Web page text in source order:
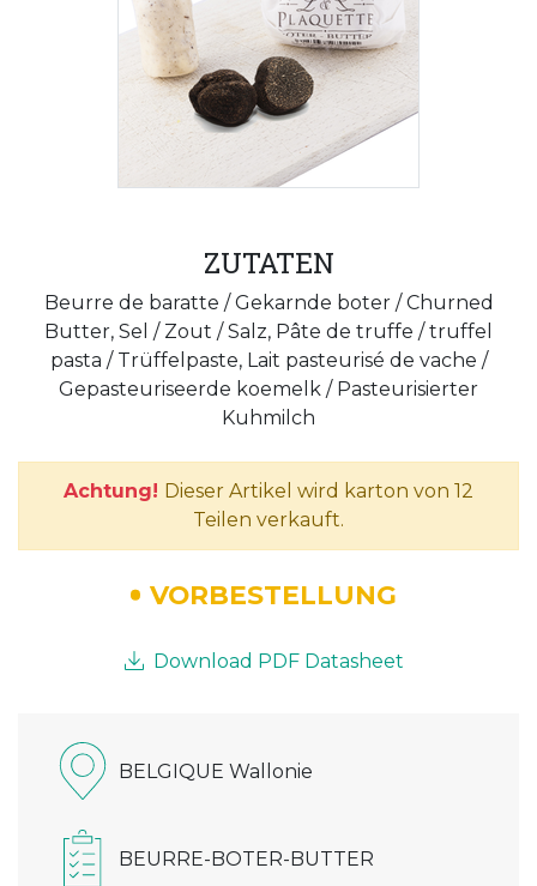
ZUTATEN
Beurre de baratte / Gekarnde boter / Churned
Butter, Sel / Zout / Salz, Pâte de truffe / truffel
pasta / Trüffelpaste, Lait pasteurisé de vache /
Gepasteuriseerde koemelk / Pasteurisierter
Kuhmilch
Achtung! Dieser Artikel wird karton von 12
Teilen verkauft.
VORBESTELLUNG
Download PDF Datasheet
BELGIQUE Wallonie
BEURRE-BOTER-BUTTER